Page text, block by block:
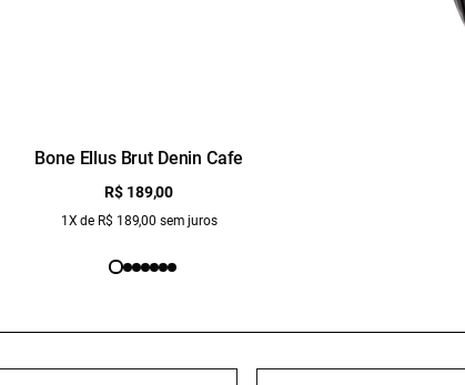
Bone Ellus Brut Denin Cafe
R$ 189,00
1X de R$ 189,00 sem juros